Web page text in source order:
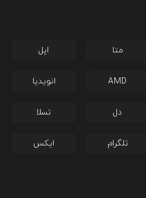
متا اپل
AMD انویدیا
دل تسلا
تلگرام ایکس